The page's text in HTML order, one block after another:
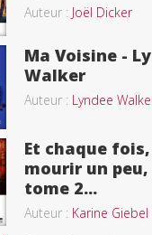
Auteur : Joël Dicker
Ma Voisine -
Walker
Auteur : Lyndee
Et chaque fois,
mourir un peu,
tome 2...
Auteur : Karine Giebel